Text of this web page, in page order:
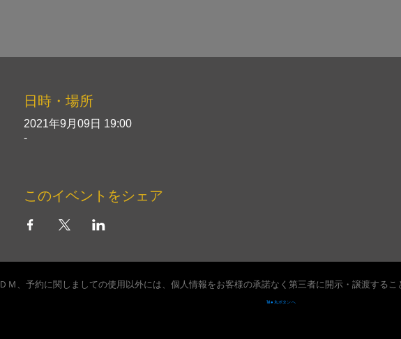
日時・場所
2021年9月09日 19:00
-
このイベントをシェア
ＤＭ、予約に関しましての使用以外には、個人情報をお客様の承諾なく第三者に開示・譲渡する
Tel ● 丸ボタン へ